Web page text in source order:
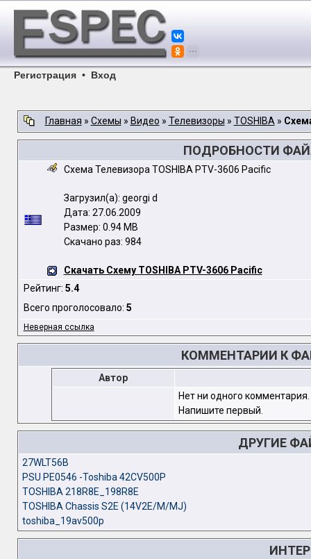
Регистрация • Вход
Главная » Схемы » Видео » Телевизоры » TOSHIBA »
ПОДРОБНОСТИ
Схема Телевизора TOSHIBA PTV-3606 Pacific
Загрузил(а): georgi d
Дата: 27.06.2009
Размер: 0.94 MB
Скачано раз: 984
Скачать Схему TOSHIBA PTV-3606 Pacific
Рейтинг: 5.4
Всего проголосовало: 5
Неверная ссылка
КОММЕНТАРИИ К
Автор
Нет ни одного комментария.
Напишите первый.
ДРУГИЕ
27WLT56B
PSU PE0546 -Toshiba 42CV500P
TOSHIBA 218R8E_198R8E
TOSHIBA Chassis S2E (14V2E/M/MJ)
toshiba_19av500p